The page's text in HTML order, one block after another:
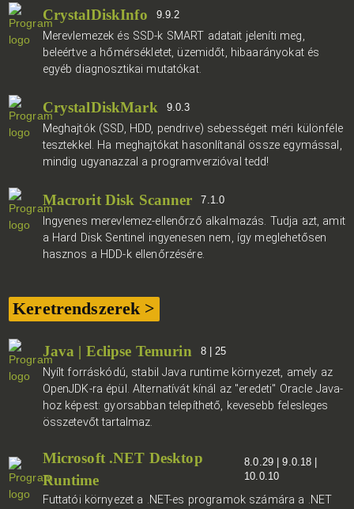
CrystalDiskInfo 9.9.2
Merevlemezek és SSD-k SMART adatait jeleníti meg,
beleértve a hőmérsékletet, üzemidőt, hibaarányokat és
egyéb diagnosztikai mutatókat.
CrystalDiskMark 9.0.3
Meghajtók (SSD, HDD, pendrive) sebességeit méri különféle
tesztekkel. Ha meghajtókat hasonlítanál össze egymással,
mindig ugyanazzal a programverzióval tedd!
Macrorit Disk Scanner 7.1.0
Ingyenes merevlemez-ellenőrző alkalmazás. Tudja azt, amit
a Hard Disk Sentinel ingyenesen nem, így meglehetősen
hasznos a HDD-k ellenőrzésére.
Keretrendszerek >
Java | Eclipse Temurin 8 | 25
Nyílt forráskódú, stabil Java runtime környezet, amely az
OpenJDK-ra épül. Alternatívát kínál az "eredeti" Oracle Java-
hoz képest: gyorsabban telepíthető, kevesebb felesleges
összetevőt tartalmaz.
Microsoft .NET Desktop
Runtime
8.0.29 | 9.0.18 |
10.0.10
Futtatói környezet a .NET-es programok számára a .NET